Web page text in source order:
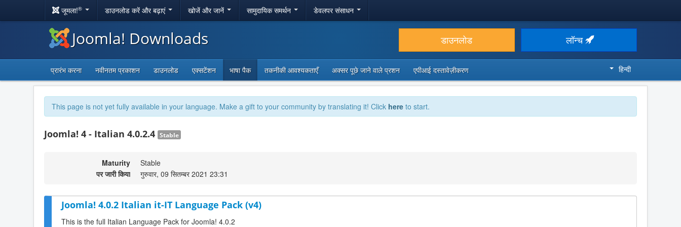
जूमला!® डाउनलोड करें और बढ़ाएं खोजें और जानें सामुदायिक समर्थन डेवलपर संसाधन
Joomla! Downloads डाउनलोड लॉन्च
प्रारंभ करना नवीनतम प्रकाशन डाउनलोड एक्सटेंशन भाषा पैक तकनीकी आवश्यकताएँ अक्सर पूछे जाने वाले प्रशन एपीआई दस्तावेज़ीकरण हिन्दी
This page is not yet fully available in your language. Make a gift to your community by translating it! Click here to start.
Joomla! 4 - Italian 4.0.2.4 Stable
Maturity
Stable
पर जारी किया
गुरुवार, 09 सितम्बर 2021 23:31
Joomla! 4.0.2 Italian it-IT Language Pack (v4)
This is the full Italian Language Pack for Joomla! 4.0.2